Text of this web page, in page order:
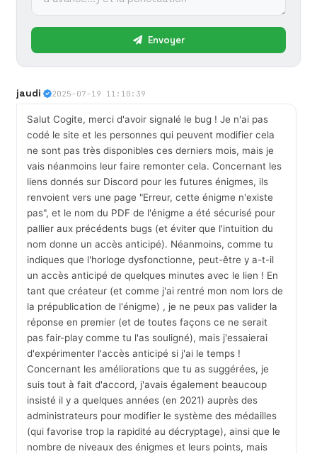
Envoyer
jaudi 2025-07-19 11:10:39
Salut Cogite, merci d'avoir signalé le bug ! Je n'ai pas
codé le site et les personnes qui peuvent modifier cela
ne sont pas très disponibles ces derniers mois, mais je
vais néanmoins leur faire remonter cela. Concernant les
liens donnés sur Discord pour les futures énigmes, ils
renvoient vers une page "Erreur, cette énigme n'existe
pas", et le nom du PDF de l'énigme a été sécurisé pour
pallier aux précédents bugs (et éviter que l'intuition du
nom donne un accès anticipé). Néanmoins, comme tu
indiques que l'horloge dysfonctionne, peut-être y a-t-il
un accès anticipé de quelques minutes avec le lien ! En
tant que créateur (et comme j'ai rentré mon nom lors de
la prépublication de l'énigme) , je ne peux pas valider la
réponse en premier (et de toutes façons ce ne serait
pas fair-play comme tu l'as souligné), mais j'essaierai
d'expérimenter l'accès anticipé si j'ai le temps !
Concernant les améliorations que tu as suggérées, je
suis tout à fait d'accord, j'avais également beaucoup
insisté il y a quelques années (en 2021) auprès des
administrateurs pour modifier le système des médailles
(qui favorise trop la rapidité au décryptage), ainsi que le
nombre de niveaux des énigmes et leurs points, mais